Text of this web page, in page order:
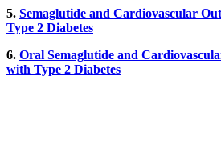
5. Semaglutide and Cardiovascular
Type 2 Diabetes
6. Oral Semaglutide and
with Type 2 Diabetes